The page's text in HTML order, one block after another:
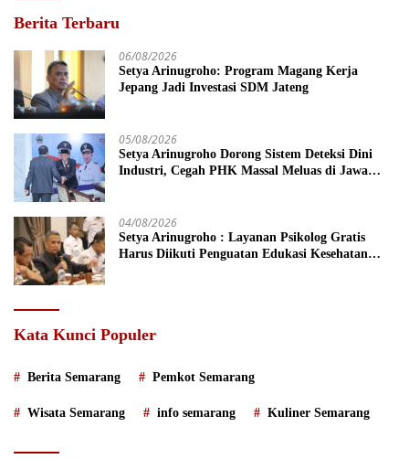
Berita Terbaru
06/08/2026
Setya Arinugroho: Program Magang Kerja
Jepang Jadi Investasi SDM Jateng
05/08/2026
Setya Arinugroho Dorong Sistem Deteksi Dini
Industri, Cegah PHK Massal Meluas di Jawa
04/08/2026
Setya Arinugroho : Layanan Psikolog Gratis
Harus Diikuti Penguatan Edukasi Kesehatan
Kata Kunci Populer
Berita Semarang Pemkot Semarang
Wisata Semarang info semarang Kuliner Semarang